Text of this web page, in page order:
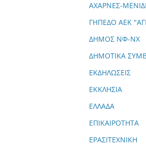
ΑΧΑΡΝΕΣ-ΜΕΝΙΔΙ
ΓΗΠΕΔΟ ΑΕΚ
ΔΗΜΟΣ ΝΦ-ΝΧ
ΔΗΜΟΤΙΚΑ
ΕΚΔΗΛΩΣΕΙΣ
ΕΚΚΛΗΣΙΑ
ΕΛΛΑΔΑ
ΕΠΙΚΑΙΡΟΤΗΤΑ
ΕΡΑΣΙΤΕΧΝΙΚΗ